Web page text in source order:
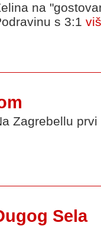
na
s 3:1
Zagrebellu
Sela